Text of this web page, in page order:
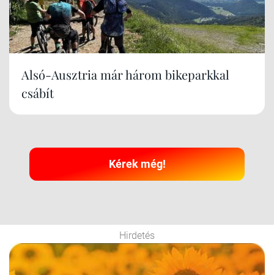
Alsó-Ausztria már három bikeparkkal
csábít
Kérek még!
Hirdetés